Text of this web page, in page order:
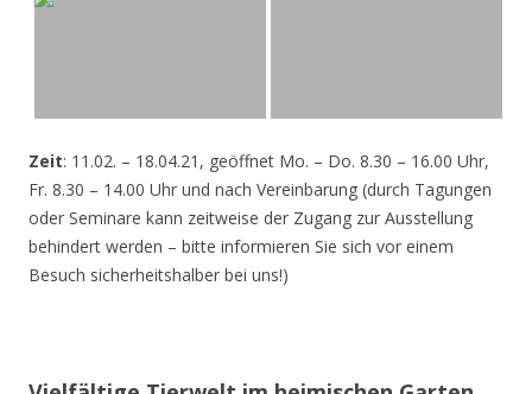
Zeit: 11.02. – 18.04.21, geöffnet Mo. – Do. 8.30 – 16.00 Uhr,
Fr. 8.30 – 14.00 Uhr und nach Vereinbarung (durch Tagungen
oder Seminare kann zeitweise der Zugang zur Ausstellung
behindert werden – bitte informieren Sie sich vor einem
Besuch sicherheitshalber bei uns!)